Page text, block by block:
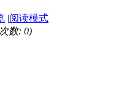
|阅读模式
数: 0)